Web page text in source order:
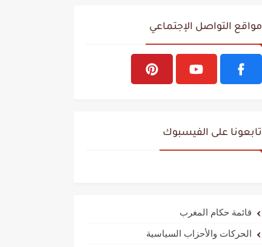
مواقع التواصل الإجتماعي
تابعونا على الفيسبوك
قائمة حكام المغرب
الحركات والأحزاب السياسية